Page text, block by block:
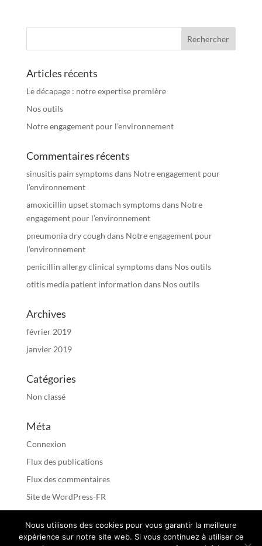
Articles récents
Le décapage : notre expertise première
Nos outils
Notre engagement pour l’environnement
Commentaires récents
sinusitis pain symptomsdans Notre engagement pour
l’environnement
amoxicillin upset stomach symptomsdans Notre
engagement pour l’environnement
pneumonia dry cough dans Notre engagement pour
l’environnement
penicillin allergy clinical symptomsdans Nos outils
otitis media patient information dans Nos outils
Archives
février 2019
janvier 2019
Catégories
Non classé
Méta
Connexion
Flux des publications
Flux des commentaires
Site de WordPress-FR
Nous utilisons des cookies pour vous garantir la meilleure
expérience sur notre site web. Si vous continuez à utiliser ce